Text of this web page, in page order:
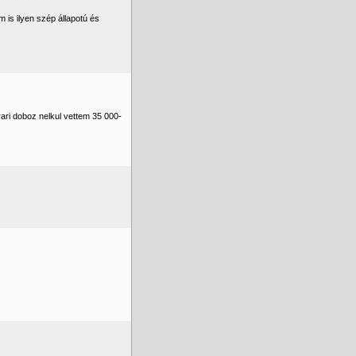
is ilyen szép állapotú és
doboz nelkul vettem 35 000-